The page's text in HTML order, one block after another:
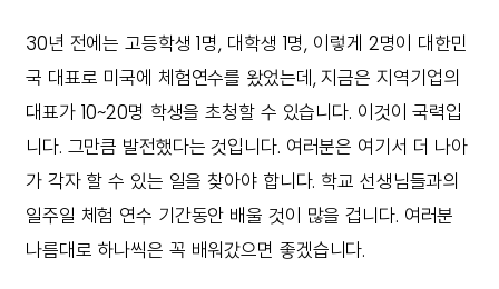
30년 전에는 고등학생 1명, 대학생 1명, 이렇게 2명이 대한민
국 대표로 미국에 체험연수를 왔었는데, 지금은 지역기업의
대표가 10~20명 학생을 초청할 수 있습니다. 이것이 국력입
니다. 그만큼 발전했다는 것입니다. 여러분은 여기서 더 나아
가 각자 할 수 있는 일을 찾아야 합니다. 학교 선생님들과의
일주일 체험 연수 기간동안 배울 것이 많을 겁니다. 여러분
나름대로 하나씩은 꼭 배워갔으면 좋겠습니다.